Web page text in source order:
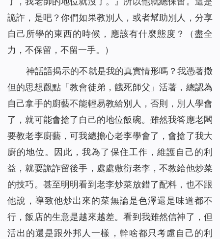
詭詐，是吧？你們如果教別人，或者幫助別人，分享
自己所學的東西的時候，應該有什麼態度？
（盡全
力，不保留，不留一手。）
神話語揭示的不就是我的真實情形嗎？我憑著撒
但的思想觀點「教會徒弟，餓死師父」活著，總認為
自己拿手的廚藝不能輕易教給別人，否則，別人學會
了，就可能會搶了自己的地位飯碗。雖然我答應老闆
要教老李廚藝，可我總擔心老李學會了，會搶了我大
廚的地位。因此，我為了保住工作，維護自己的利
益，就耍詭詐留後手，處處敷衍老李，不教給他炒菜
的技巧。甚至明明看到老李炒菜放錯了配料，也不跟
他說，導致他炒出來的菜無論是色澤還是味道都不
行，飯店的生意是越來越差。看到我雖然信神了，但
活出的還是跟外邦人一樣，幹啥都只考慮自己的利